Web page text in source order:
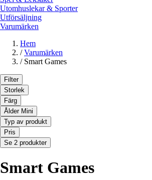
Utomhuslekar & Sporter
Utförsäljning
Varumärken
Hem
/ Varumärken
/ Smart Games
Filter
Storlek
Färg
Ålder Mini
Typ av produkt
Pris
Se 2 produkter
Smart Games